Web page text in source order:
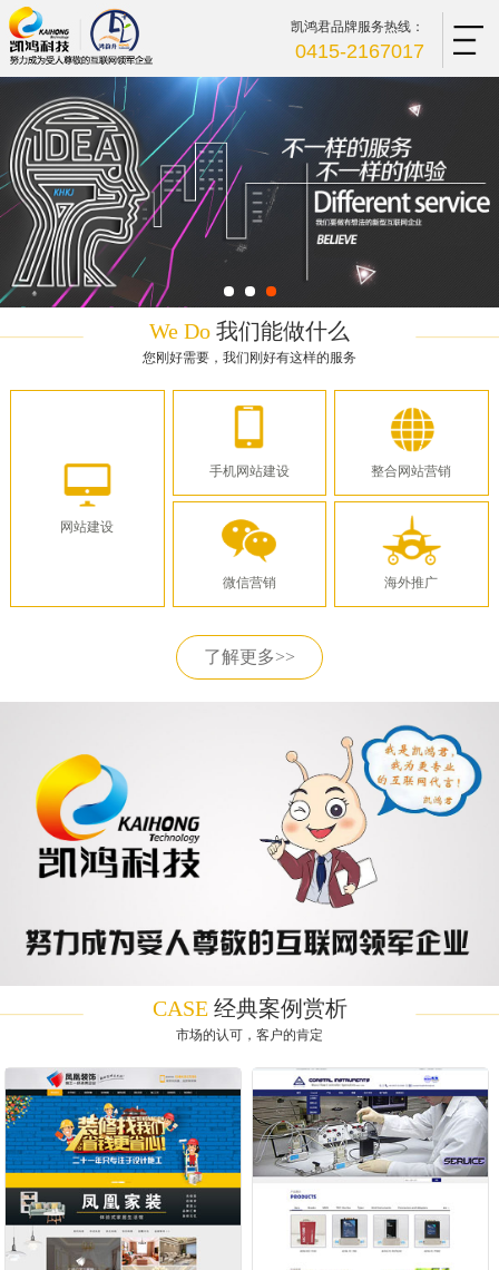
凯鸿君品牌服务热线：
0415-2167017
We Do 我们能做什么
您刚好需要，我们刚好有这样的服务
网站建设
手机网站建设
微信营销
整合网站营销
海外推广
了解更多>>
CASE经典案例赏析
市场的认可，客户的肯定